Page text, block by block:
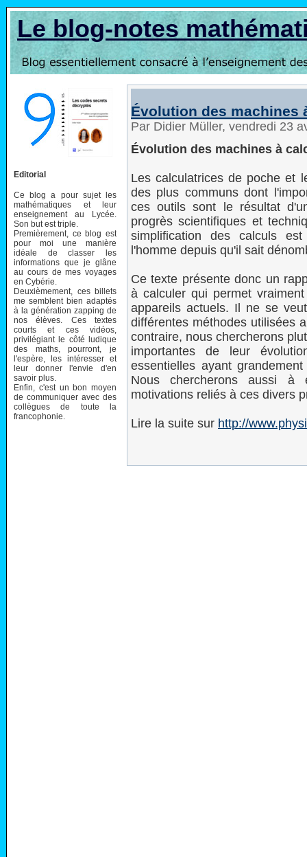
Le blog-notes
Editorial
Ce blog a pour sujet les
mathématiques et leur
enseignement au Lycée.
Son but est triple.
Premièrement, ce blog est
pour moi une manière
idéale de classer les
informations que je glâne
au cours de mes voyages
en Cybérie.
Deuxièmement, ces billets
me semblent bien adaptés
à la génération zapping de
nos élèves. Ces textes
courts et ces vidéos,
privilégiant le côté ludique
des maths, pourront, je
l'espère, les intéresser et
leur donner l'envie d'en
savoir plus.
Enfin, c'est un bon moyen
de communiquer avec des
collègues de toute la
francophonie.
Évolution des machines
Par Didier Müller, vendredi 23
Évolution des machines à
Les calculatrices de poche et
des plus communs dont
ces outils sont le résultat
progrès scientifiques et
simplification des calculs
l'homme depuis qu'il sait
Ce texte présente donc un
à calculer qui permet
appareils actuels. Il ne se
différentes méthodes utilisées
contraire, nous chercherons
importantes de leur
essentielles ayant
Nous chercherons aussi à
motivations reliés à ces divers
Lire la suite sur http://